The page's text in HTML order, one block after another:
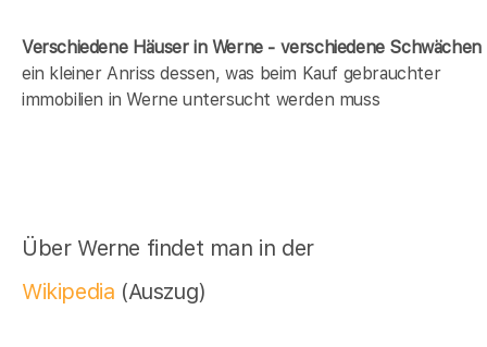
Verschiedene Häuser in Werne - verschiedene Schwächen
ein kleiner Anriss dessen, was beim Kauf gebrauchter
immobilien in Werne untersucht werden muss
Über Werne findet man in der
Wikipedia (Auszug)